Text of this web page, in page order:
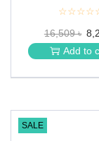
★
★
★
★
16,509 ৳
Add to
SALE